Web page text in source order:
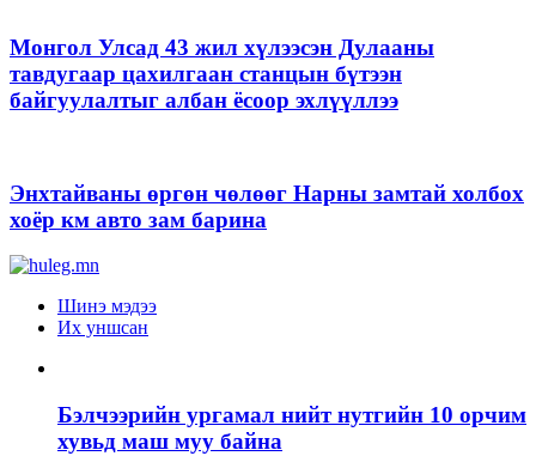
Монгол Улсад 43 жил хүлээсэн Дулааны
тавдугаар цахилгаан станцын бүтээн
байгуулалтыг албан ёсоор эхлүүллээ
Энхтайваны өргөн чөлөөг Нарны замтай холбох
хоёр км авто зам барина
Шинэ мэдээ
Их уншсан
Бэлчээрийн ургамал нийт нутгийн 10 орчим
хувьд маш муу байна